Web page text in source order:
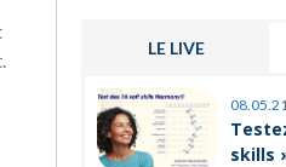
LE LIVE
08.05.21
Testez vos «
skills